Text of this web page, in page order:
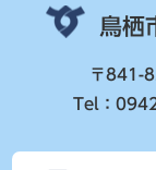
鳥栖
〒841-
Tel：